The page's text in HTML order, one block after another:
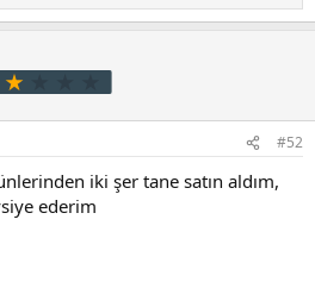
#52
iki şer tane satın aldım,
ederim